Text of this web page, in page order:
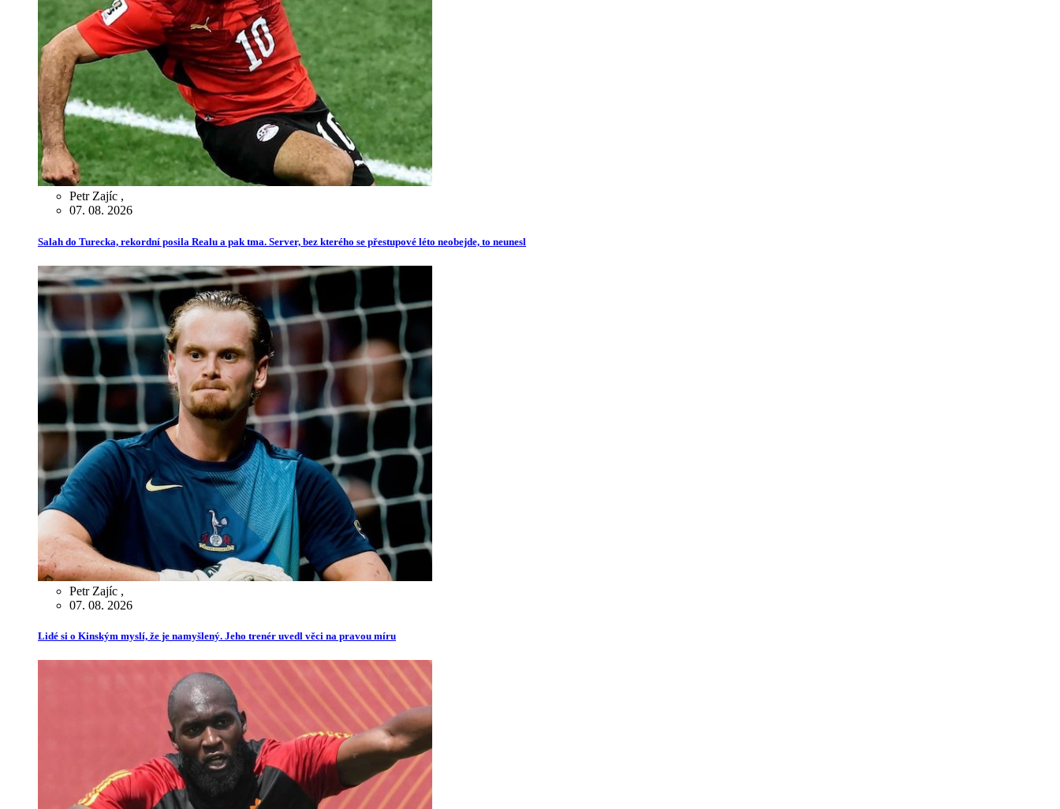
Petr Zajíc ,
07. 08. 2026
Salah do Turecka, rekordní posila Realu a pak tma. Server, bez kterého se přestupové léto neobejde, to neunesl
Petr Zajíc ,
07. 08. 2026
Lidé si o Kinským myslí, že je namyšlený. Jeho trenér uvedl věci na pravou míru